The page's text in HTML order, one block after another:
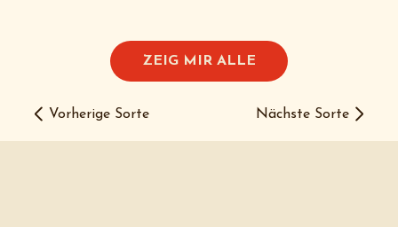
ZEIG MIR ALLE
Vorherige Sorte Nächste Sorte